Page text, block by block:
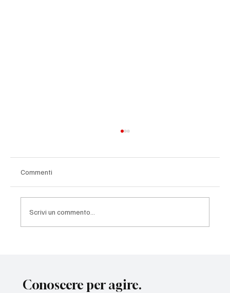
Commenti
Scrivi un commento...
Conoscere per agire.